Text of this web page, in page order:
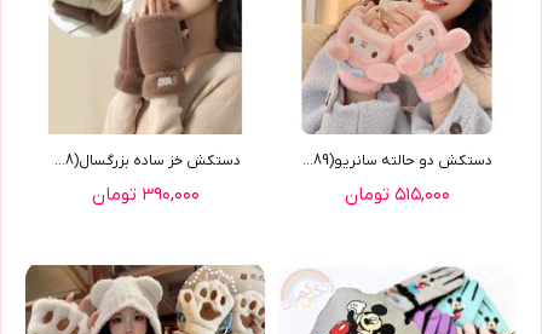
دستکش دو حالته سانريو(9489)
۵۱۵,۰۰۰ تومان
دستکش خز ساده بزرگسال(9488)
۳۹۰,۰۰۰ تومان